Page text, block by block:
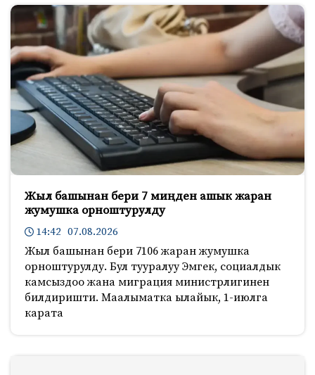
Жыл башынан бери 7 миңден ашык жаран
жумушка орноштурулду
14:42 07.08.2026
Жыл башынан бери 7106 жаран жумушка
орноштурулду. Бул тууралуу Эмгек, социалдык
камсыздоо жана миграция министрлигинен
билдиришти. Маалыматка ылайык, 1-июлга
карата